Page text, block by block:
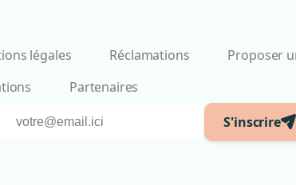
légales Réclamations
Proposer
Partenaires
S'inscrire